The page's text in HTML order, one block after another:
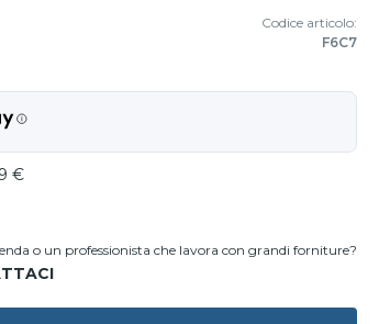
Codice articolo:
F6C7
€
o un professionista che lavora con grandi forniture?